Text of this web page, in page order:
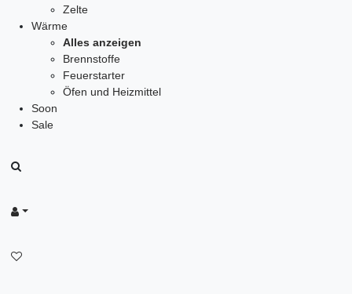
Zelte
Wärme
Alles anzeigen
Brennstoffe
Feuerstarter
Öfen und Heizmittel
Soon
Sale